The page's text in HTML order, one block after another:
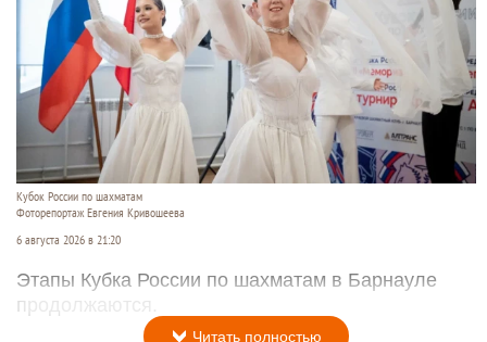
Кубок России по шахматам
Фоторепортаж Евгения Кривошеева
6 августа 2026 в 21:20
Этапы Кубка России по шахматам в Барнауле
продолжаются.
Читать полностью